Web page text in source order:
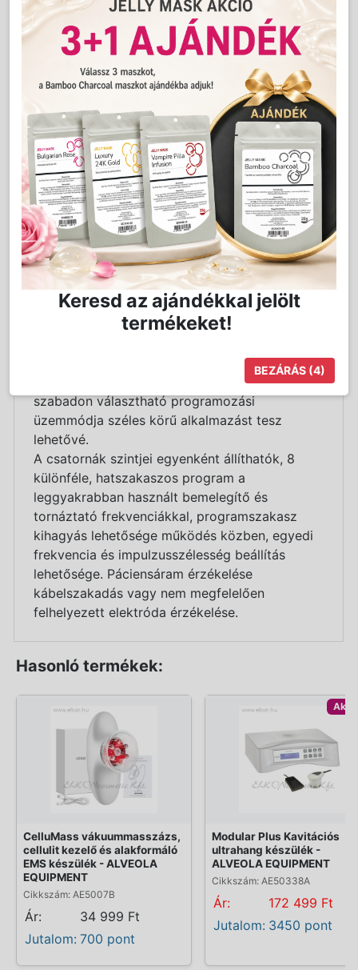
Mennyiség: db Kosárba
Részletes Leírás Dokumentumok
MAGYAR FEJLESZTÉS ÉS MAGYAR
GYÁRTMÁNY!
Fogyasztó készülék.
8 csatornás, páciensérzékelővel ellátott,
mikroprocesszoros ingeráramú fogyasztógép.
elérhető izmokat, izomcsoportokat
tornáztathatunk. Nyolc gyári programja és
szabadon választható programozási
üzemmódja széles körű alkalmazást tesz
lehetővé.
A csatornák szintjei egyenként állíthatók, 8
különféle, hatszakaszos program a
leggyakrabban használt bemelegítő és
tornáztató frekvenciákkal, programszakasz
kihagyás lehetősége működés közben, egyedi
frekvencia és impulzusszélesség beállítás
lehetősége. Páciensáram érzékelése
kábelszakadás vagy nem megfelelően
felhelyezett elektróda érzékelése.
Hasonló termékek:
CelluMass vákuummasszázs,
cellulit kezelő és alakformáló
EMS készülék - ALVEOLA
EQUIPMENT
Cikkszám: AE5007B
Ár:
34 999 Ft
Jutalom: 700 pont
Modular Plus Kavitációs
ultrahang készülék -
ALVEOLA EQUIPMENT
Cikkszám: AE50338A
Ár:
172 499 Ft
Jutalom: 3450 pont
Keresd az ajándékkal jelölt
termékeket!
BEZÁRÁS (3)